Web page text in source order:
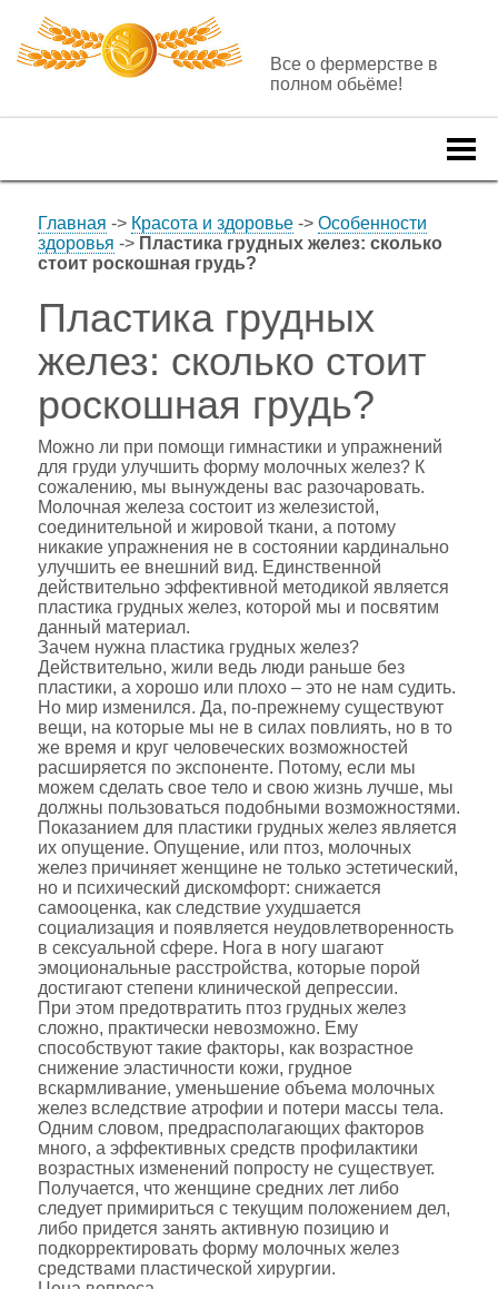
Все о фермерстве в
полном обьёме!
Главная -> Красота и здоровье-> Особенности
здоровья -> Пластика грудных желез: сколько
стоит роскошная грудь?
Пластика грудных
желез: сколько стоит
роскошная грудь?
Можно ли при помощи гимнастики и упражнений
для груди улучшить форму молочных желез? К
сожалению, мы вынуждены вас разочаровать.
Молочная железа состоит из железистой,
соединительной и жировой ткани, а потому
никакие упражнения не в состоянии кардинально
улучшить ее внешний вид. Единственной
действительно эффективной методикой является
пластика грудных желез, которой мы и посвятим
данный материал.
Зачем нужна пластика грудных желез?
Действительно, жили ведь люди раньше без
пластики, а хорошо или плохо – это не нам судить.
Но мир изменился. Да, по-прежнему существуют
вещи, на которые мы не в силах повлиять, но в то
же время и круг человеческих возможностей
расширяется по экспоненте. Потому, если мы
можем сделать свое тело и свою жизнь лучше, мы
должны пользоваться подобными возможностями.
Показанием для пластики грудных желез является
их опущение. Опущение, или птоз, молочных
желез причиняет женщине не только эстетический,
но и психический дискомфорт: снижается
самооценка, как следствие ухудшается
социализация и появляется неудовлетворенность
в сексуальной сфере. Нога в ногу шагают
эмоциональные расстройства, которые порой
достигают степени клинической депрессии.
При этом предотвратить птоз грудных желез
сложно, практически невозможно. Ему
способствуют такие факторы, как возрастное
снижение эластичности кожи, грудное
вскармливание, уменьшение объема молочных
желез вследствие атрофии и потери массы тела.
Одним словом, предрасполагающих факторов
много, а эффективных средств профилактики
возрастных изменений попросту не существует.
Получается, что женщине средних лет либо
следует примириться с текущим положением дел,
либо придется занять активную позицию и
подкорректировать форму молочных желез
средствами пластической хирургии.